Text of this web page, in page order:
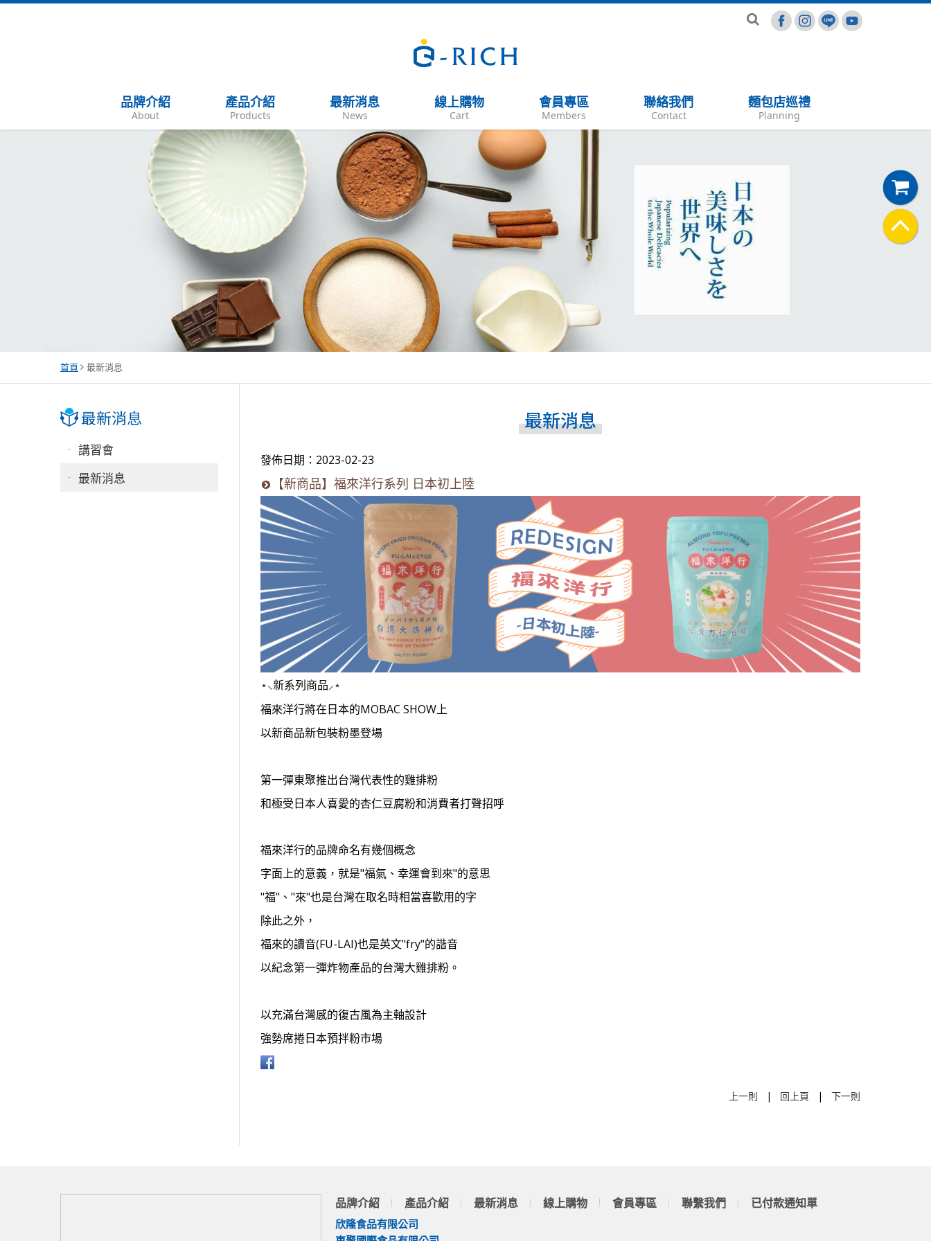
品牌介紹 產品介紹 最新消息 線上購物 會員專區 聯絡我們 麵包店巡禮
首頁 最新消息
講習會
最新消息
最新消息
發佈日期：2023-02-23
【新商品】福來洋行系列 日本初上陸
⋆⸜新系列商品 ⸝⋆
福來洋行將在日本的MOBAC SHOW上
以新商品新包裝粉墨登場
第一彈東聚推出台灣代表性的雞排粉
和極受日本人喜愛的杏仁豆腐粉和消費者打聲招呼
福來洋行的品牌命名有幾個概念
字面上的意義，就是"福氣、幸運會到來"的意思
"福"、"來"也是台灣在取名時相當喜歡用的字
除此之外，
福來的讀音(FU-LAI)也是英文"fry"的諧音
以紀念第一彈炸物產品的台灣大雞排粉。
以充滿台灣感的復古風為主軸設計
強勢席捲日本預拌粉市場
上一則 | 回上頁 | 下一則
品牌介紹 產品介紹 最新消息 線上購物 會員專區 聯繫我們 已付款通知單
欣隆食品有限公司